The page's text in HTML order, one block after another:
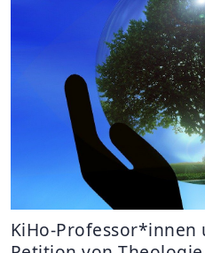
KiHo-Professor*innen